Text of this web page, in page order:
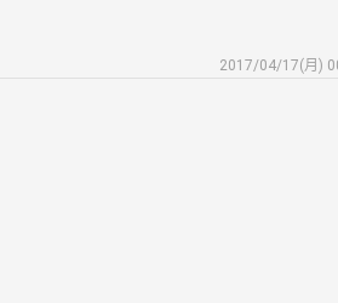
2017/04/17(月)